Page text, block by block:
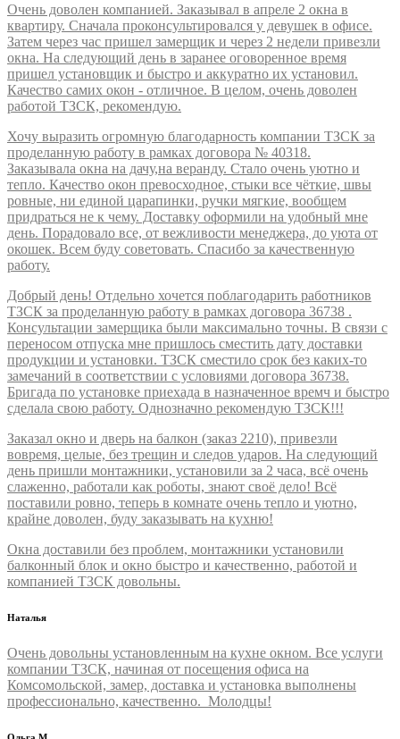
Очень доволен компанией. Заказывал в апреле 2 окна в
квартиру. Сначала проконсультировался у девушек в офисе.
Затем через час пришел замерщик и через 2 недели привезли
окна. На следующий день в заранее оговоренное время
пришел установщик и быстро и аккуратно их установил.
Качество самих окон - отличное. В целом, очень доволен
работой ТЗСК, рекомендую.
Хочу выразить огромную благодарность компании ТЗСК за
проделанную работу в рамках договора № 40318.
Заказывала окна на дачу,на веранду. Стало очень уютно и
тепло. Качество окон превосходное, стыки все чёткие, швы
ровные, ни единой царапинки, ручки мягкие, вообщем
придраться не к чему. Доставку оформили на удобный мне
день. Порадовало все, от вежливости менеджера, до уюта от
окошек. Всем буду советовать. Спасибо за качественную
работу.
Добрый день! Отдельно хочется поблагодарить работников
ТЗСК за проделанную работу в рамках договора 36738 .
Консультации замерщика были максимально точны. В связи с
переносом отпуска мне пришлось сместить дату доставки
продукции и установки. ТЗСК сместило срок без каких-то
замечаний в соответствии с условиями договора 36738.
Бригада по установке приехада в назначенное времч и быстро
сделала свою работу. Однозначно рекомендую ТЗСК!!!
Заказал окно и дверь на балкон (заказ 2210), привезли
вовремя, целые, без трещин и следов ударов. На следующий
день пришли монтажники, установили за 2 часа, всё очень
слаженно, работали как роботы, знают своё дело! Всё
поставили ровно, теперь в комнате очень тепло и уютно,
крайне доволен, буду заказывать на кухню!
Окна доставили без проблем, монтажники установили
балконный блок и окно быстро и качественно, работой и
компанией ТЗСК довольны.
Наталья
Очень довольны установленным на кухне окном. Все услуги
компании ТЗСК, начиная от посещения офиса на
Комсомольской, замер, доставка и установка выполнены
профессионально, качественно. Молодцы!
Ольга М.